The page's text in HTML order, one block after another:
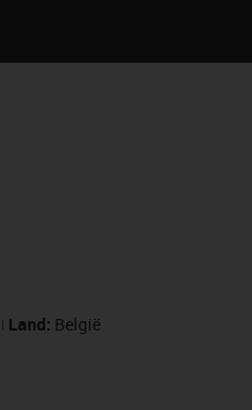
Land: België